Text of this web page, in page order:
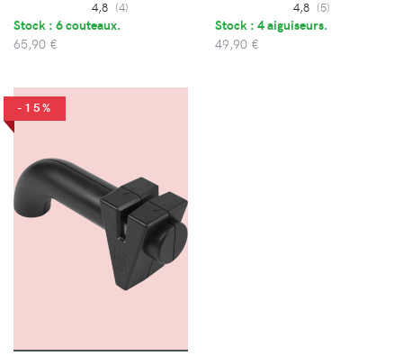
4,8 (4)
Stock : 6 couteaux.
65,90 €
4,8 (5)
Stock : 4 aiguiseurs.
49,90 €
-15%